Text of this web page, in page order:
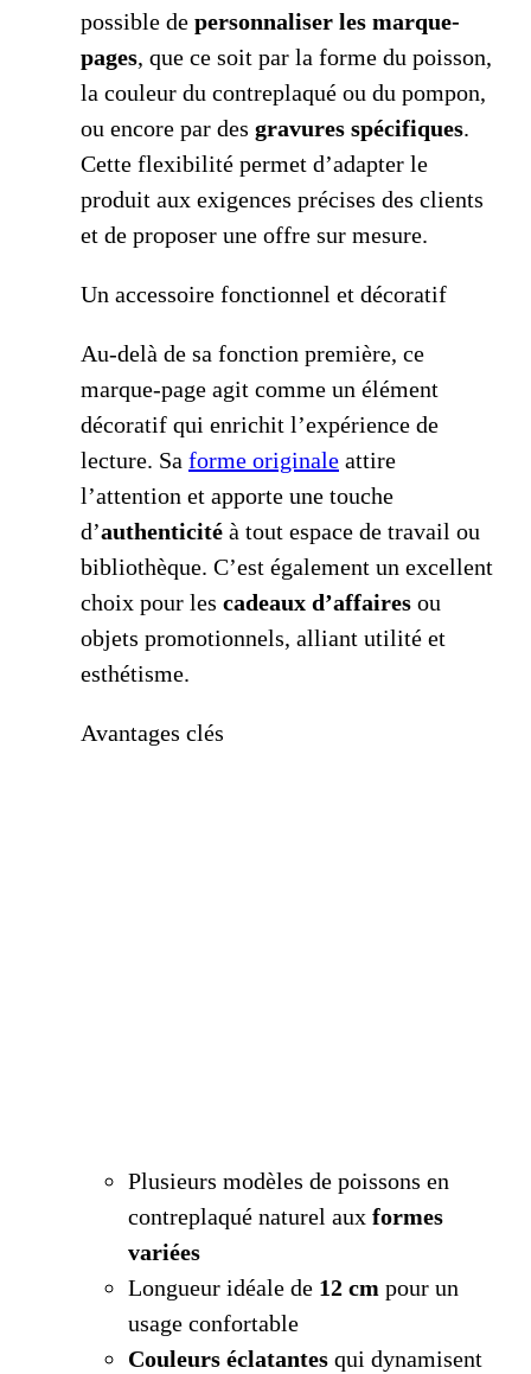
possible de personnaliser les marque-
pages, que ce soit par la forme du poisson,
la couleur du contreplaqué ou du pompon,
ou encore par des gravures spécifiques.
Cette flexibilité permet d’adapter le
produit aux exigences précises des clients
et de proposer une offre sur mesure.
Un accessoire fonctionnel et décoratif
Au-delà de sa fonction première, ce
marque-page agit comme un élément
décoratif qui enrichit l’expérience de
lecture. Sa forme originale attire
l’attention et apporte une touche
d’authenticité à tout espace de travail ou
bibliothèque. C’est également un excellent
choix pour les cadeaux d’affaires ou
objets promotionnels, alliant utilité et
esthétisme.
Avantages clés
Plusieurs modèles de poissons en
contreplaqué naturel aux formes
variées
Longueur idéale de 12 cm pour un
usage confortable
Couleurs éclatantes qui dynamisent